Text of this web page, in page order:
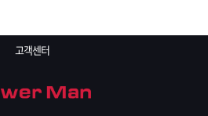
고객센터